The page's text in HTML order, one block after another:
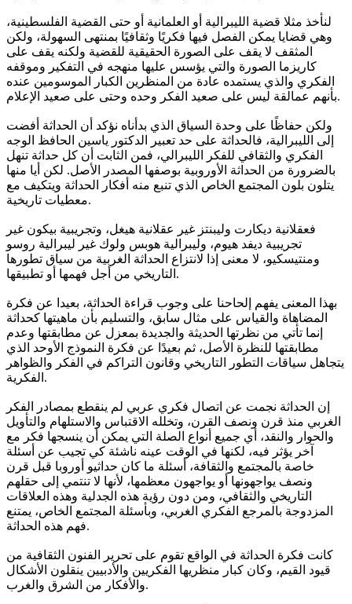
لنأخذ مثلا قضية الليبرالية أو العلمانية أو حتى القضية الفلسطينية،
وهي قضايا يمكن الفصل فيها فكريًا وثقافيًا بمنتهى السهولة، ولكن
المثقف لا يقف على الصورة الحقيقية للقضية ولكنه يقف على
كاريزما الصورة والتي يؤسس عليها منهجه في التفكير وموقفه
الفكري والذي يستمده عادة من المنظرين الكبار الموسومين عنده
بأنهم عمالقة ليس على صعيد الفكر وحده وحتى على صعيد الإعلام.
ولكن حفاظًا على وحدة السياق الذي بدأناه نؤكد أن الحداثة أفضت
إلى الليبرالية، فالحداثة على حد تعبير الدكتور ياسين الحافظ الوجه
الفكري والثقافي للفكر الليبرالي، فمن الثابت أن كل حداثة تنهل
بالضرورة من الحداثة الأوروبية بوصفها المصدر الأصل. لكن أيا منها
يتلون بلون المجتمع الخاص الذي تنبع منه أفكار الحداثة ويتكيف مع
معطيات تاريخية.
فعقلانية ديكارت وليبنتز غير عقلانية هيغل، وتجريبية بيكون غير
تجريبية ديفد هيوم، وليبرالية هوبس ولوك غير ليبرالية روسو
ومنتيسكيو، لا معنى إذا لانتزاع الحداثة الغربية من سياق تطورها
التاريخي من أجل فهمها أو تطبيقها.
بهذا المعنى يفهم إلحاحنا على وجوب قراءة الحداثة، بعيدا عن فكرة
المضاهاة والقياس على مثال سابق، والتسليم بأن ماهيتها كحداثة
إنما تأتي من نظرتها الحديثة والجديدة بمعزل عن مطابقتها وعدم
مطابقتها للنظرة الأصل، ثم بعيدًا عن فكرة النموذج الأوحد الذي
يتجاهل سياقات التطور التاريخي وقانون التراكم في الفكر والظواهر
الفكرية.
إن الحداثة نجمت عن اتصال فكري عربي لم ينقطع بمصادر الفكر
الغربي منذ قرن ونصف القرن، وتخلله الاقتباس والاستلهام والتأويل
والحوار والنقد، أي جميع أنواع الصلة التي يمكن أن ينسجها فكر مع
آخر يؤثر فيه، لكنها في الوقت عينه ناشئة كي تجيب عن أسئلة
خاصة بالمجتمع والثقافة، أسئلة ما كان حداثيو أوروبا قبل قرن
ونصف يواجهونها أو يواجهون معظمها، لأنها لا تنتمي إلى حقلهم
التاريخي والثقافي، ومن دون رؤية هذه الجدلية وهذه العلاقات
المزدوجة بالمرجع الفكري الغربي، وبأسئلة المجتمع الخاص، يمتنع
فهم هذه الحداثة.
كانت فكرة الحداثة في الواقع تقوم على تحرير الفنون الثقافية من
قيود القيم، وكان كبار منظريها الفكريين والأدبيين ينقلون الأشكال
والأفكار من الشرق والغرب.